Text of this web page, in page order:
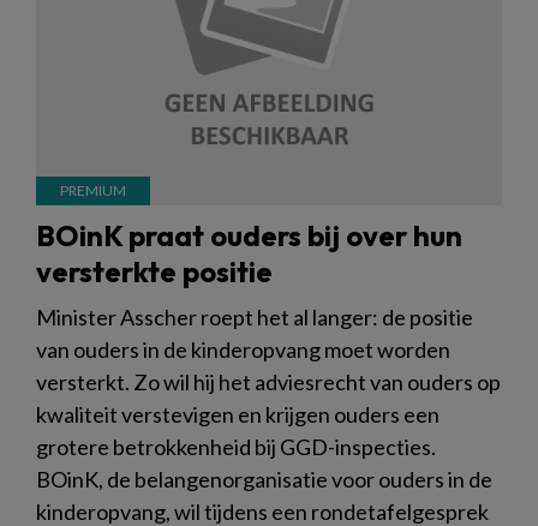
BOinK praat ouders bij over hun
versterkte positie
Minister Asscher roept het al langer: de positie
van ouders in de kinderopvang moet worden
versterkt. Zo wil hij het adviesrecht van ouders op
kwaliteit verstevigen en krijgen ouders een
grotere betrokkenheid bij GGD-inspecties.
BOinK, de belangenorganisatie voor ouders in de
kinderopvang, wil tijdens een rondetafelgesprek